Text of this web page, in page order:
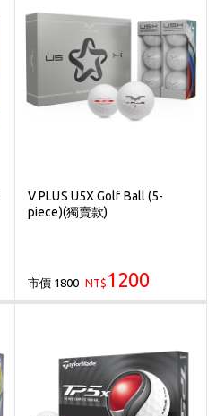
V PLUS U5X Golf Ball (5-
piece)(獨賣款)
市價 1800 NT$ 1200